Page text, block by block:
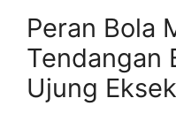
Peran Bola
Tendangan
Ujung